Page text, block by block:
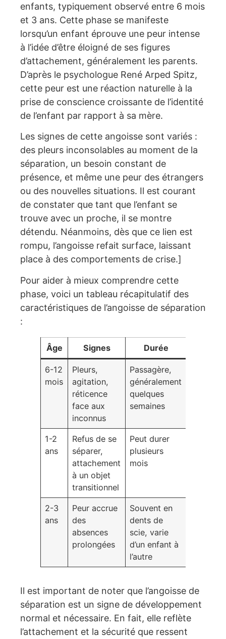
enfants, typiquement observé entre 6 mois
et 3 ans. Cette phase se manifeste
lorsqu’un enfant éprouve une peur intense
à l’idée d’être éloigné de ses figures
d’attachement, généralement les parents.
D’après le psychologue René Arped Spitz,
cette peur est une réaction naturelle à la
prise de conscience croissante de l’identité
de l’enfant par rapport à sa mère.
Les signes de cette angoisse sont variés :
des pleurs inconsolables au moment de la
séparation, un besoin constant de
présence, et même une peur des étrangers
ou des nouvelles situations. Il est courant
de constater que tant que l’enfant se
trouve avec un proche, il se montre
détendu. Néanmoins, dès que ce lien est
rompu, l’angoisse refait surface, laissant
place à des comportements de crise.]
Pour aider à mieux comprendre cette
phase, voici un tableau récapitulatif des
caractéristiques de l’angoisse de séparation
:
Âge Signes Durée
6-12
mois
Pleurs,
agitation,
réticence
face aux
inconnus
Passagère,
généralement
quelques
semaines
1-2
ans
Refus de se
séparer,
attachement
à un objet
transitionnel
Peut durer
plusieurs
mois
2-3
ans
Peur accrue
des
absences
prolongées
Souvent en
dents de
scie, varie
d’un enfant à
l’autre
Il est important de noter que l’angoisse de
séparation est un signe de développement
normal et nécessaire. En fait, elle reflète
l’attachement et la sécurité que ressent